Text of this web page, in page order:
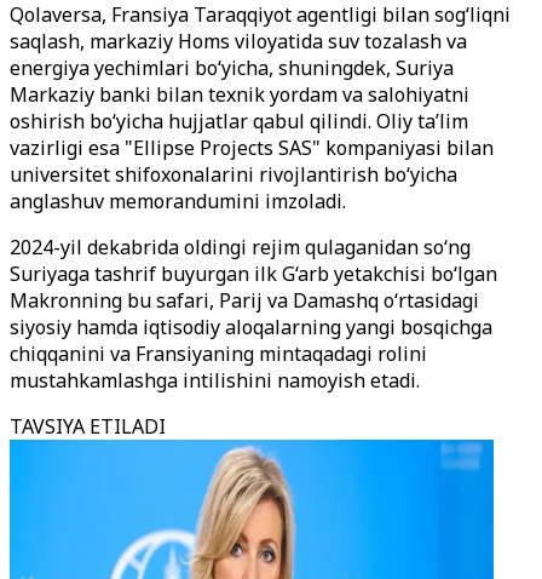
Qolaversa, Fransiya Taraqqiyot agentligi bilan sog‘liqni
saqlash, markaziy Homs viloyatida suv tozalash va
energiya yechimlari bo‘yicha, shuningdek, Suriya
Markaziy banki bilan texnik yordam va salohiyatni
oshirish bo‘yicha hujjatlar qabul qilindi. Oliy ta’lim
vazirligi esa "Ellipse Projects SAS" kompaniyasi bilan
universitet shifoxonalarini rivojlantirish bo‘yicha
anglashuv memorandumini imzoladi.
2024-yil dekabrida oldingi rejim qulaganidan so‘ng
Suriyaga tashrif buyurgan ilk G‘arb yetakchisi bo‘lgan
Makronning bu safari, Parij va Damashq o‘rtasidagi
siyosiy hamda iqtisodiy aloqalarning yangi bosqichga
chiqqanini va Fransiyaning mintaqadagi rolini
mustahkamlashga intilishini namoyish etadi.
TAVSIYA ETILADI